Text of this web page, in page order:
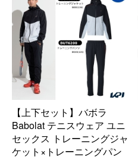
【上下セット】バボラ
Babolat テニスウェア ユニ
セックス トレーニングジャ
ケット×トレーニングパン